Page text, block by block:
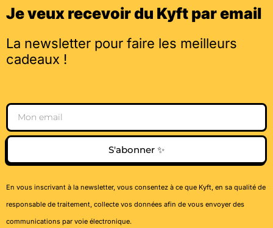
Je veux recevoir du Kyft par email
La newsletter pour faire les meilleurs
cadeaux !
Email
S'abonner ✨
En vous inscrivant à la newsletter, vous consentez à ce que Kyft, en sa qualité de
responsable de traitement, collecte vos données afin de vous envoyer des
communications par voie électronique.